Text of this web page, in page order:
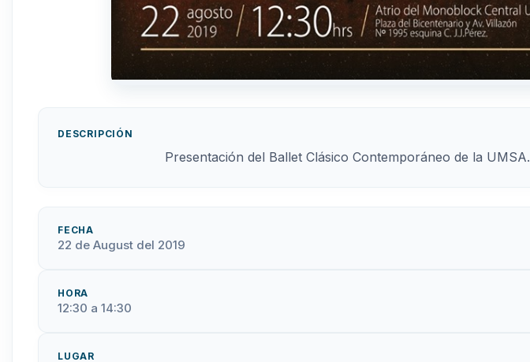
DESCRIPCIÓN
Presentación del Ballet Clásico Contemporáneo de la UMSA.
FECHA
22 de August del 2019
HORA
12:30 a 14:30
LUGAR